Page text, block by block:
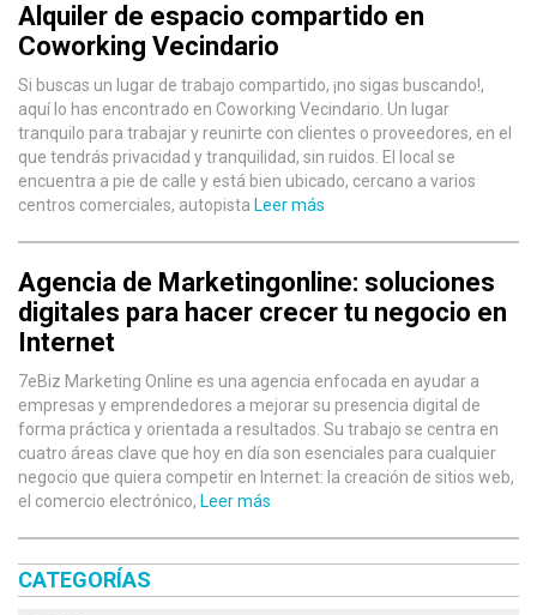
Alquiler de espacio compartido en
Coworking Vecindario
Si buscas un lugar de trabajo compartido, ¡no sigas buscando!,
aquí lo has encontrado en Coworking Vecindario. Un lugar
tranquilo para trabajar y reunirte con clientes o proveedores, en el
que tendrás privacidad y tranquilidad, sin ruidos. El local se
encuentra a pie de calle y está bien ubicado, cercano a varios
centros comerciales, autopista Leer más
Agencia de Marketingonline: soluciones
digitales para hacer crecer tu negocio en
Internet
7eBiz Marketing Online es una agencia enfocada en ayudar a
empresas y emprendedores a mejorar su presencia digital de
forma práctica y orientada a resultados. Su trabajo se centra en
cuatro áreas clave que hoy en día son esenciales para cualquier
negocio que quiera competir en Internet: la creación de sitios web,
el comercio electrónico, Leer más
CATEGORÍAS